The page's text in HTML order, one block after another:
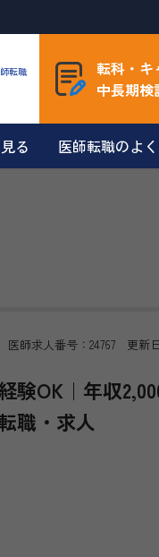
転職
転科・キ
中長期検
る 医師転職のよ
医師求人番号：24767 更新
験OK｜年収
職・求人